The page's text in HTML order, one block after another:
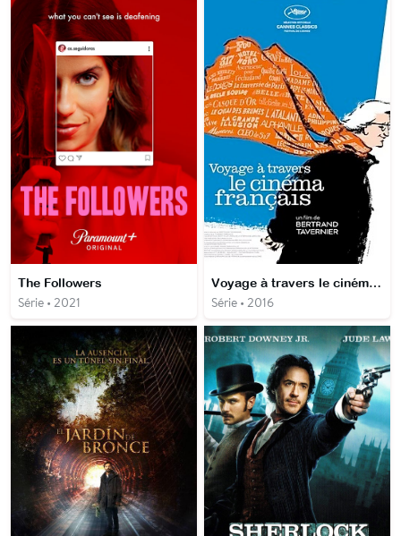
The Followers
Série • 2021
Voyage à travers le cinéma français (série)
Série • 2016